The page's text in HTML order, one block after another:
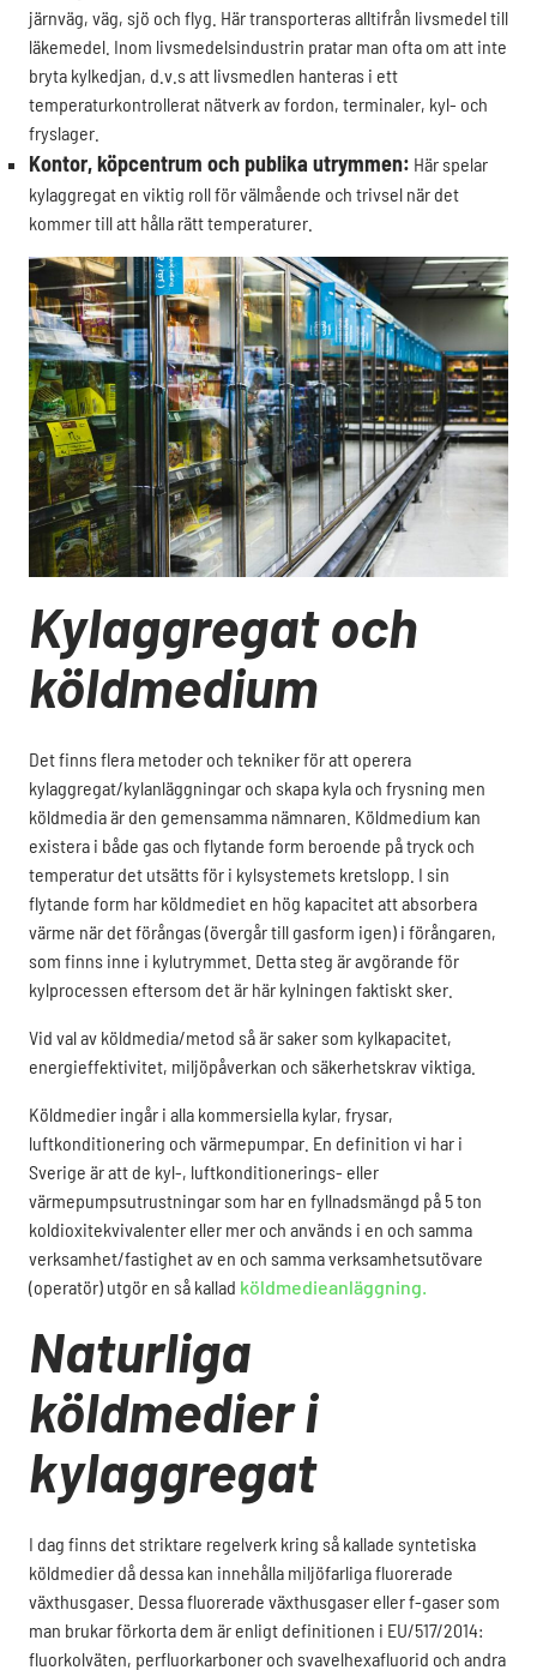
järnväg, väg, sjö och flyg. Här transporteras alltifrån livsmedel till
läkemedel. Inom livsmedelsindustrin pratar man ofta om att inte
bryta kylkedjan, d.v.s att livsmedlen hanteras i ett
temperaturkontrollerat nätverk av fordon, terminaler, kyl- och
fryslager.
Kontor, köpcentrum och publika utrymmen: Här spelar
kylaggregat en viktig roll för välmående och trivsel när det
kommer till att hålla rätt temperaturer.
Kylaggregat och
köldmedium
Det finns flera metoder och tekniker för att operera
kylaggregat/kylanläggningar och skapa kyla och frysning men
köldmedia är den gemensamma nämnaren. Köldmedium kan
existera i både gas och flytande form beroende på tryck och
temperatur det utsätts för i kylsystemets kretslopp. I sin
flytande form har köldmediet en hög kapacitet att absorbera
värme när det förångas (övergår till gasform igen) i förångaren,
som finns inne i kylutrymmet. Detta steg är avgörande för
kylprocessen eftersom det är här kylningen faktiskt sker.
Vid val av köldmedia/metod så är saker som kylkapacitet,
energieffektivitet, miljöpåverkan och säkerhetskrav viktiga.
Köldmedier ingår i alla kommersiella kylar, frysar,
luftkonditionering och värmepumpar. En definition vi har i
Sverige är att de kyl-, luftkonditionerings- eller
värmepumpsutrustningar som har en fyllnadsmängd på 5 ton
koldioxitekvivalenter eller mer och används i en och samma
verksamhet/fastighet av en och samma verksamhetsutövare
(operatör) utgör en så kallad köldmedieanläggning.
Naturliga
köldmedier i
kylaggregat
I dag finns det striktare regelverk kring så kallade syntetiska
köldmedier då dessa kan innehålla miljöfarliga fluorerade
växthusgaser. Dessa fluorerade växthusgaser eller f-gaser som
man brukar förkorta dem är enligt definitionen i EU/517/2014:
fluorkolväten, perfluorkarboner och svavelhexafluorid och andra